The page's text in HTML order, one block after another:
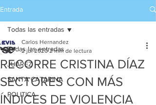
Entrada
Todas las entradas
JUAREZ
SANTA CATARINA
POLITICA
Todas las entradas
RECORRE CRISTINA DÍAZ
SECTORES CON MÁS
ÍNDICES DE VIOLENCIA
Carlos Hernandez
2 jul 2020 2 min de lectura